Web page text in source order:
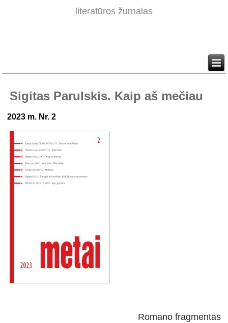
literatūros žurnalas
Sigitas Parulskis. Kaip aš mečiau
2023 m. Nr. 2
Romano fragmentas